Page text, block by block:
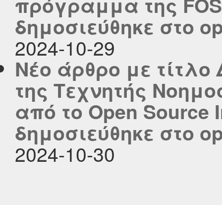
δημοσιεύθηκε στο
2024-10-29
Νέο άρθρο με τίτλο
της Τεχνητής
από το Open Source
δημοσιεύθηκε στο
2024-10-30